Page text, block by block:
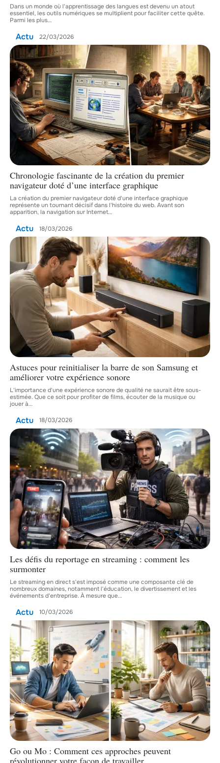
Dans un monde où l'apprentissage des langues est devenu un atout
essentiel, les outils numériques se multiplient pour faciliter cette quête.
Parmi les plus…
Actu 22/03/2026
Chronologie fascinante de la création du premier
navigateur doté d’une interface graphique
La création du premier navigateur doté d'une interface graphique
représente un tournant décisif dans l'histoire du web. Avant son
apparition, la navigation sur Internet…
Actu 18/03/2026
Astuces pour reinitialiser la barre de son Samsung et
améliorer votre expérience sonore
L'importance d'une expérience sonore de qualité ne saurait être sous-
estimée. Que ce soit pour profiter de films, écouter de la musique ou
jouer à…
Actu 18/03/2026
Les défis du reportage en streaming : comment les
surmonter
Le streaming en direct s'est imposé comme une composante clé de
nombreux domaines, notamment l'éducation, le divertissement et les
événements d'entreprise. À mesure que…
Actu 10/03/2026
Go ou Mo : Comment ces approches peuvent
révolutionner votre façon de travailler